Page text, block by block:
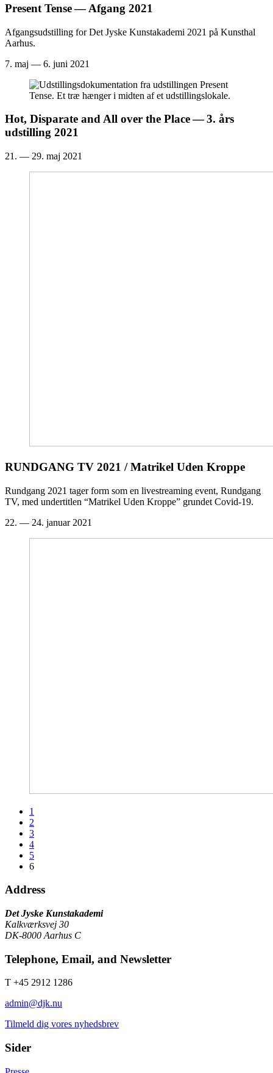
Present Tense — Afgang 2021
Afgangsudstilling for Det Jyske Kunstakademi 2021 på Kunsthal
Aarhus.
7. maj — 6. juni 2021
Hot, Disparate and All over the Place —3. års
udstilling 2021
21. — 29. maj 2021
RUNDGANG TV 2021 / Matrikel Uden Kroppe
Rundgang 2021 tager form som en livestreaming event, Rundgang
TV, med undertitlen “Matrikel Uden Kroppe” grundet Covid-19.
22. — 24. januar 2021
1
2
3
4
5
6
Address
Det Jyske Kunstakademi
Kalkværksvej 30
DK-8000 Aarhus C
Telephone, Email, and Newsletter
T +45 2912 1286
admin@djk.nu
Tilmeld dig vores nyhedsbrev
Sider